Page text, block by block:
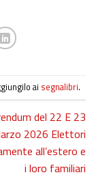
ai segnalibri.
del 22 E 23
2026 Elettori
all’estero e
i loro familiari